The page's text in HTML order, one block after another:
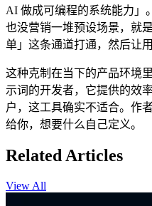
AI 做成可编程的系统能力」
也没营销一堆预设场景，就
单」这条通道打通，然后让
这种克制在当下的产品环境
示词的开发者，它提供的效
户，这工具确实不适合。
给你，想要什么自己定义。
Related Articles
View All